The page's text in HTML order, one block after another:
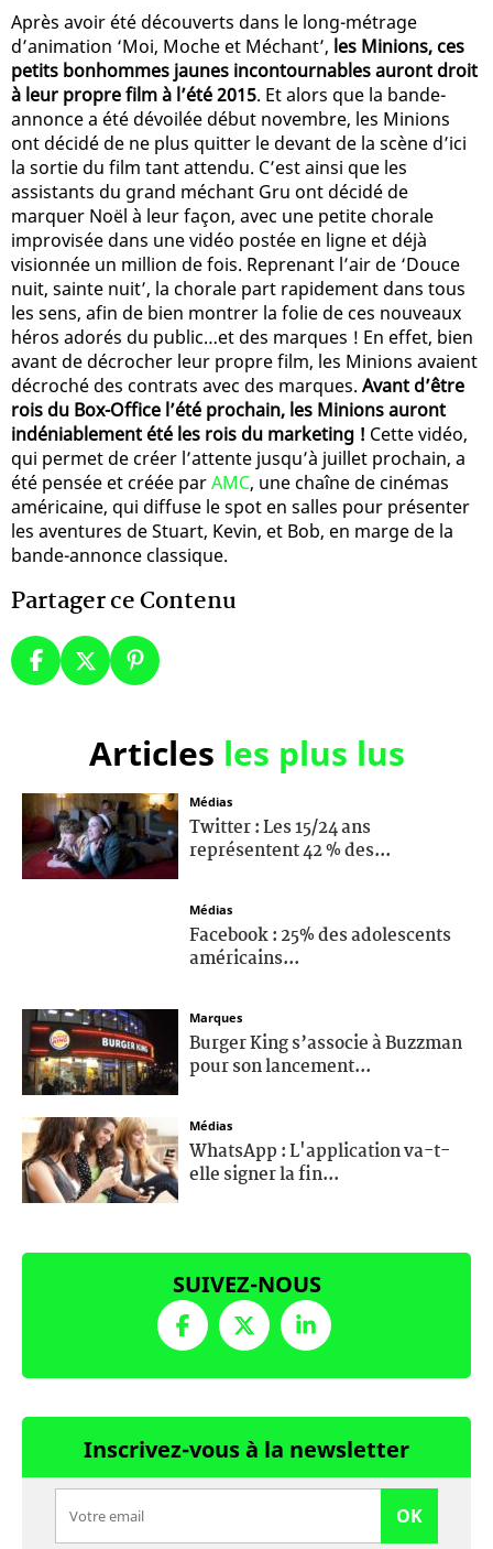
Après avoir été découverts dans le long-métrage
d’animation ‘Moi, Moche et Méchant’, les Minions, ces
petits bonhommes jaunes incontournables auront droit
à leur propre film à l’été 2015. Et alors que la bande-
annonce a été dévoilée début novembre, les Minions
ont décidé de ne plus quitter le devant de la scène d’ici
la sortie du film tant attendu. C’est ainsi que les
assistants du grand méchant Gru ont décidé de
marquer Noël à leur façon, avec une petite chorale
improvisée dans une vidéo postée en ligne et déjà
visionnée un million de fois. Reprenant l’air de ‘Douce
nuit, sainte nuit’, la chorale part rapidement dans tous
les sens, afin de bien montrer la folie de ces nouveaux
héros adorés du public…et des marques ! En effet, bien
avant de décrocher leur propre film, les Minions avaient
décroché des contrats avec des marques. Avant d’être
rois du Box-Office l’été prochain, les Minions auront
indéniablement été les rois du marketing ! Cette vidéo,
qui permet de créer l’attente jusqu’à juillet prochain, a
été pensée et créée parAMC, une chaîne de cinémas
américaine, qui diffuse le spot en salles pour présenter
les aventures de Stuart, Kevin, et Bob, en marge de la
bande-annonce classique.
Partager ce Contenu
Articles les plus lus
Médias
Twitter : Les 15/24 ans
représentent 42 % des...
Médias
Facebook : 25% des adolescents
américains...
Marques
Burger King s’associe à Buzzman
pour son lancement...
Médias
WhatsApp : L'application va-t-
elle signer la fin...
SUIVEZ-NOUS
Inscrivez-vous à la newsletter
OK